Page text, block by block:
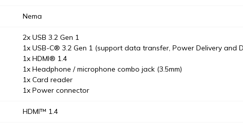
Nema
2x USB 3.2 Gen 1
1x USB-C® 3.2 Gen 1 (support data transfer, Power Delivery and
1x HDMI® 1.4
1x Headphone / microphone combo jack (3.5mm)
1x Card reader
1x Power connector
HDMI™ 1.4